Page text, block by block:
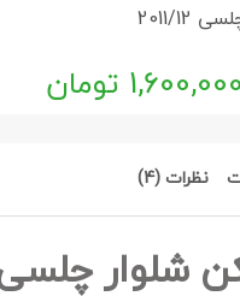
12
1,600,000 تومان
نظرات (4)
شلوار